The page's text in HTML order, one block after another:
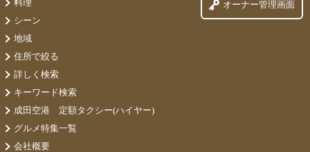
料理
シーン
地域
住所で絞る
詳しく検索
キーワード検索
成田空港 定額タクシー(ハイヤー)
グルメ特集一覧
会社概要
オーナー管理画面